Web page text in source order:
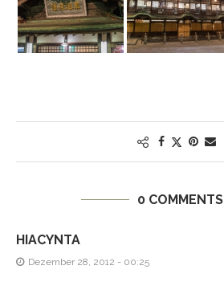
0 COMMENTS
HIACYNTA
Dezember 28, 2012 - 00:25